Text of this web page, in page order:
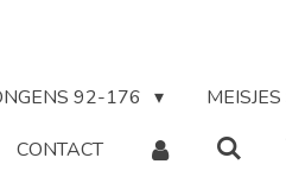
92-176
CONTACT